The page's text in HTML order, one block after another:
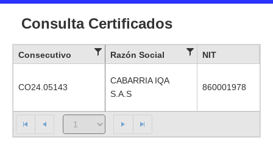
Consulta Certificados
Consecutivo Razón Social NIT
CO24.05143
CABARRIA IQA
S.A.S
860001978